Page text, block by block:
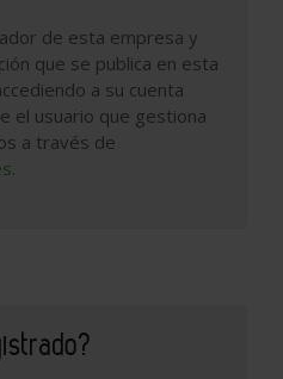
de esta empresa y
que se publica en esta
a su cuenta
el usuario que gestiona
a través de
.